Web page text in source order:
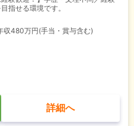
指せる環境です。
収480万円(手当・賞与含む)
詳細へ